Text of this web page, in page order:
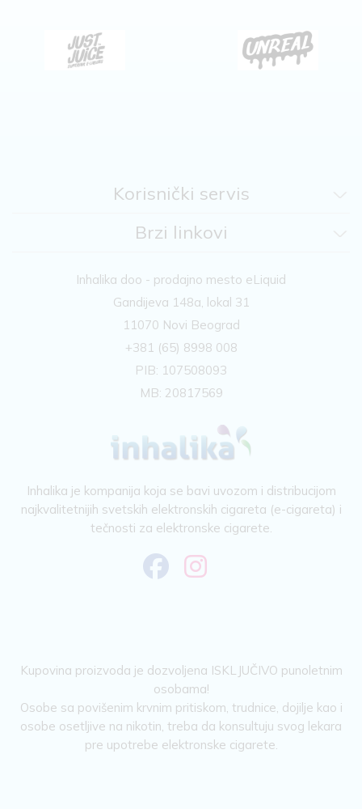
Korisnički servis
Brzi linkovi
Inhalika doo - prodajno mesto eLiquid
Gandijeva 148a, lokal 31
11070 Novi Beograd
+381 (65) 8998 008
PIB: 107508093
MB: 20817569
Inhalika je kompanija koja se bavi uvozom i distribucijom
najkvalitetnijih svetskih elektronskih cigareta (e-cigareta) i
tečnosti za elektronske cigarete.
Kupovina proizvoda je dozvoljena ISKLJUČIVO punoletnim
osobama!
Osobe sa povišenim krvnim pritiskom, trudnice, dojilje kao i
osobe osetljive na nikotin, treba da konsultuju svog lekara
pre upotrebe elektronske cigarete.